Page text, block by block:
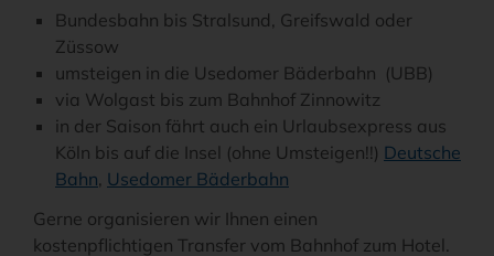
Bundesbahn bis Stralsund, Greifswald oder
Züssow
umsteigen in die Usedomer Bäderbahn (UBB)
via Wolgast bis zum Bahnhof Zinnowitz
in der Saison fährt auch ein Urlaubsexpress aus
Köln bis auf die Insel (ohne Umsteigen!!) Deutsche
Bahn, Usedomer Bäderbahn
Gerne organisieren wir Ihnen einen
kostenpflichtigen Transfer vom Bahnhof zum Hotel.